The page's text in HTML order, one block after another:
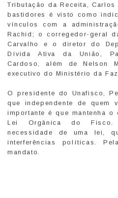
Tributação da Receita,
bastidores é visto como
vínculos com a
Rachid; o corregedor-geral
Carvalho e o diretor do
Dívida Ativa da União,
Cardoso, além de Nelson
executivo do Ministério da
O presidente do Unafisco,
que independente de quem
importante é que mantenha
Lei Orgânica do Fisco.
necessidade de uma lei,
interferências políticas.
mandato.